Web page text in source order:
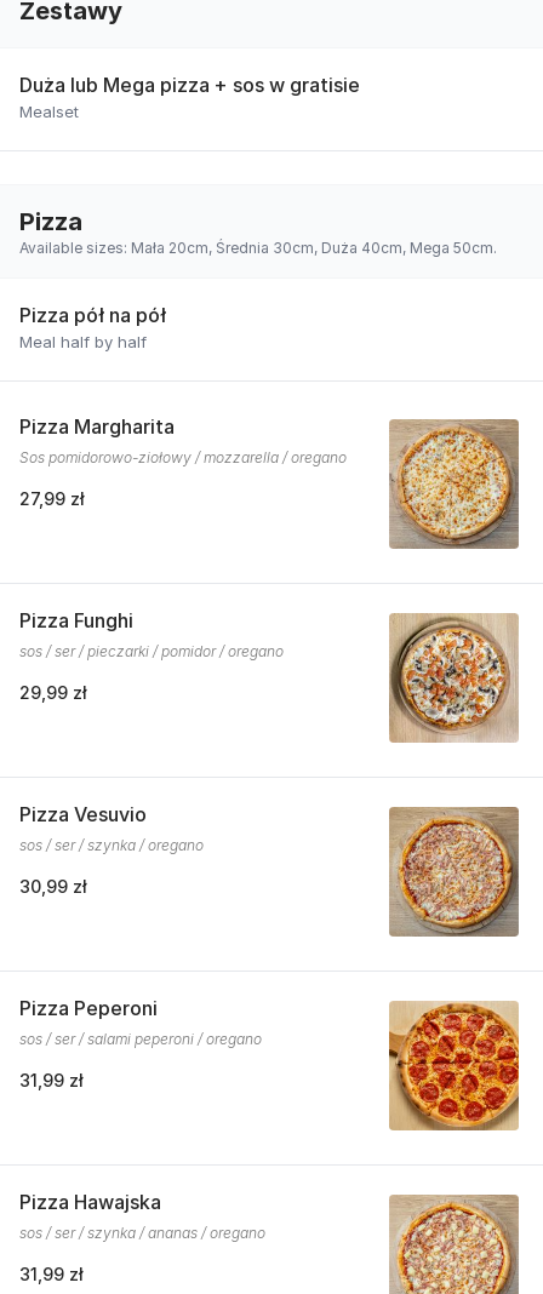
Zestawy
Duża lub Mega pizza + sos w gratisie
Mealset
Pizza
Available sizes: Mała 20cm, Średnia 30cm, Duża 40cm, Mega 50cm.
Pizza pół na pół
Meal half by half
Pizza Margharita
Sos pomidorowo-ziołowy / mozzarella / oregano
27,99 zł
Pizza Funghi
sos / ser / pieczarki / pomidor / oregano
29,99 zł
Pizza Vesuvio
sos / ser / szynka / oregano
30,99 zł
Pizza Peperoni
sos / ser / salami peperoni / oregano
31,99 zł
Pizza Hawajska
sos / ser / szynka / ananas / oregano
31,99 zł